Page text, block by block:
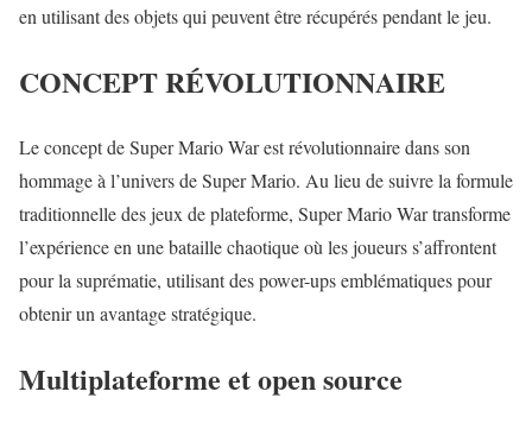
en utilisant des objets qui peuvent être récupérés pendant le jeu.
CONCEPT RÉVOLUTIONNAIRE
Le concept de Super Mario War est révolutionnaire dans son
hommage à l’univers de Super Mario. Au lieu de suivre la formule
traditionnelle des jeux de plateforme, Super Mario War transforme
l’expérience en une bataille chaotique où les joueurs s’affrontent
pour la suprématie, utilisant des power-ups emblématiques pour
obtenir un avantage stratégique.
Multiplateforme et open source